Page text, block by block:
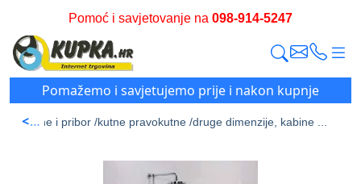
Pomoć i savjetovanje na 098-914-5247
Pomažemo i savjetujemo prije i nakon kupnje
<
kabine i pribor /kutne pravokutne /druge dimenzije, kabine ...